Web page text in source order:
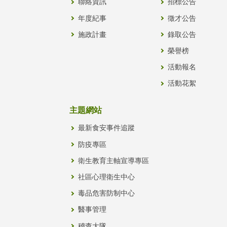
聯絡資訊
年度紀事
施政計畫
招標公告
徵才公告
錄取公告
榮譽榜
活動報名
活動花絮
主題網站
最新食安事件追蹤
防疫專區
衛生教育主軸宣導專區
社區心理衛生中心
毒品危害防制中心
醫事管理